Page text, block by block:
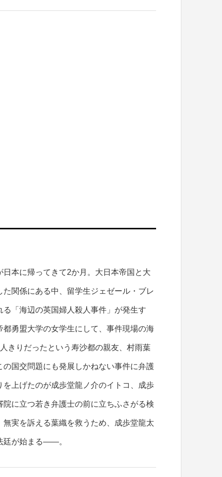
日本に帰ってきて2か月。大日本帝国と大
た関係にある中、留学生ジェゼール・ブレ
る「海辺の英国婦人殺人事件」が発生す
都勇盟大学の女学生にして、事件現場の海
きりだったという寿沙都の親友、村雨葉
の国交問題にも発展しかねない事件に弁護
を上げたのが成歩堂龍ノ介のイトコ、成歩
院に立つ若き弁護士の前に立ちふさがる検
無実を訴える葉織を救うため、成歩堂龍太
廷が始まる——。